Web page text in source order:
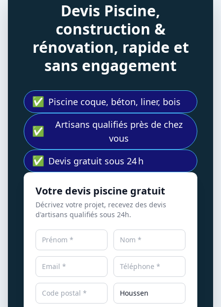
Devis Piscine,
construction &
rénovation, rapide et
sans engagement
✅ Piscine coque, béton, liner, bois
✅
Artisans qualifiés près de chez
vous
✅ Devis gratuit sous 24 h
Votre devis piscine gratuit
Décrivez votre projet, recevez des devis
d'artisans qualifiés sous 24h.